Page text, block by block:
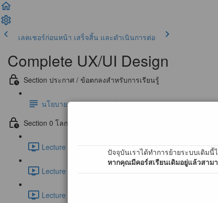
ปัจจุบันเราได้ทำการย้ายระบบเดิม
หากคุณมีคอร์สเรียนเดิมอยู่แล้วสาม
เลคเชอร์ก่อนหน้า เสร็จสิ้น และดำเนินการต่อ
Complete UX/UI Design
Section ประกาศ / ข้อตกลงสำหรับการเรียนรู้
นโยบายการตอบคำถามข้อสงสัย และ การสนับสนุนผ่าน
Section 0 โลกของ UX/UI Design (Free)
Lecture 0 : First step to UX/UI Designer (1:16)
Lecture 1 : ประตูแห่งการออกแบบ UX/UI (2:12)
Lecture 2 : กรณีศึกษาการออกแบบ UX/UI สำหรับประตู